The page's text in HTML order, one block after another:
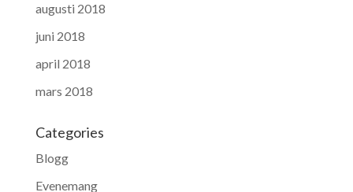
augusti 2018
juni 2018
april 2018
mars 2018
Categories
Blogg
Evenemang